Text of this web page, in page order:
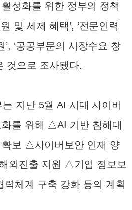
성화를 위한 정부의 정책
및 세제 혜택’, ‘전문인력
’, ‘공공부문의 시장수요 창
것으로 조사됐다.
지난 5월 AI 시대 사이버
를 위해 △AI 기반 침해대
보 △사이버보안 인재 양
외진출 지원 △기업 정보보
체계 구축 강화 등의 계획